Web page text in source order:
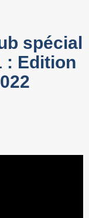
spécial
: Edition